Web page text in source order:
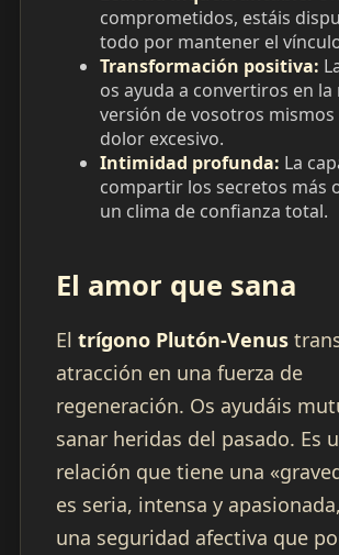
comprometidos, estáis
todo por mantener el
Transformación positiva:
os ayuda a convertiros en
versión de vosotros mismos
dolor excesivo.
Intimidad profunda: La
compartir los secretos más
un clima de confianza total.
El amor que sana
El trígono Plutón-Venus
atracción en una fuerza de
regeneración. Os ayudáis
sanar heridas del pasado. Es
relación que tiene una
es seria, intensa y
una seguridad afectiva que